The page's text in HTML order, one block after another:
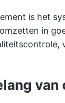
is het
in